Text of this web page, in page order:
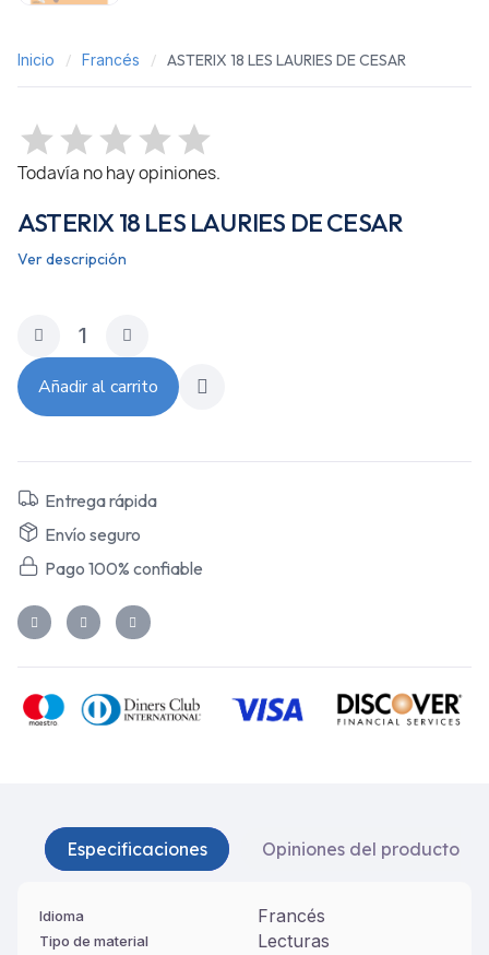
Inicio Francés ASTERIX 18 LES LAURIES DE CESAR
Todavía no hay opiniones.
ASTERIX 18 LES LAURIES DE CESAR
Ver descripción
Añadir al carrito
Entrega rápida
Envío seguro
Pago 100% confiable
Especificaciones Opiniones del producto
Idioma Francés
Tipo de material Lecturas